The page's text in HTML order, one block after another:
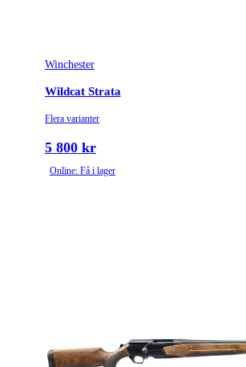
Winchester
Wildcat Strata
Flera varianter
5 800 kr
Online: Få i lager